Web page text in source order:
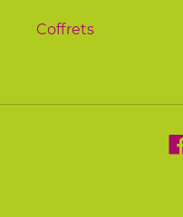
Coffrets